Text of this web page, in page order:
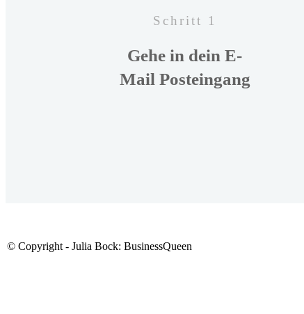
Schritt 1
Gehe in dein E-
Mail Posteingang
© Copyright - Julia Bock: BusinessQueen